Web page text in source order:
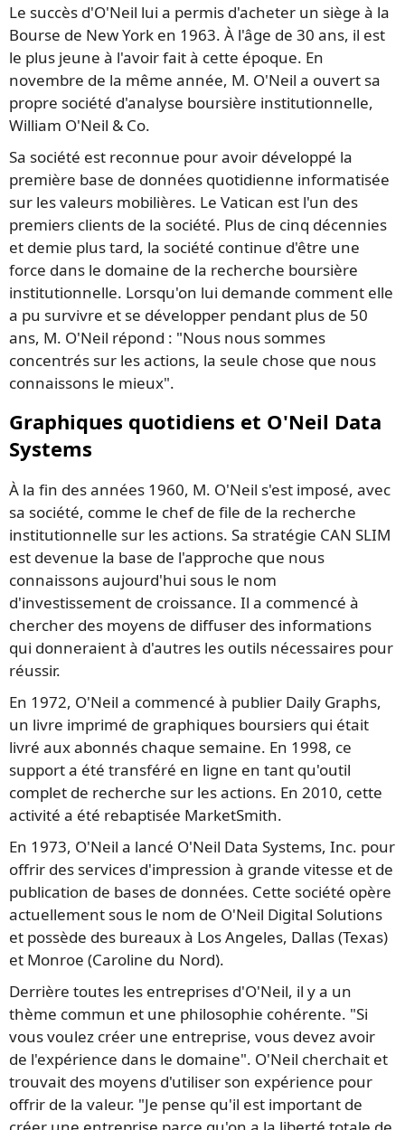
Le succès d'O'Neil lui a permis d'acheter un siège à la
Bourse de New York en 1963. À l'âge de 30 ans, il est
le plus jeune à l'avoir fait à cette époque. En
novembre de la même année, M. O'Neil a ouvert sa
propre société d'analyse boursière institutionnelle,
William O'Neil & Co.
Sa société est reconnue pour avoir développé la
première base de données quotidienne informatisée
sur les valeurs mobilières. Le Vatican est l'un des
premiers clients de la société. Plus de cinq décennies
et demie plus tard, la société continue d'être une
force dans le domaine de la recherche boursière
institutionnelle. Lorsqu'on lui demande comment elle
a pu survivre et se développer pendant plus de 50
ans, M. O'Neil répond : "Nous nous sommes
concentrés sur les actions, la seule chose que nous
connaissons le mieux".
Graphiques quotidiens et O'Neil Data
Systems
À la fin des années 1960, M. O'Neil s'est imposé, avec
sa société, comme le chef de file de la recherche
institutionnelle sur les actions. Sa stratégie CAN SLIM
est devenue la base de l'approche que nous
connaissons aujourd'hui sous le nom
d'investissement de croissance. Il a commencé à
chercher des moyens de diffuser des informations
qui donneraient à d'autres les outils nécessaires pour
réussir.
En 1972, O'Neil a commencé à publier Daily Graphs,
un livre imprimé de graphiques boursiers qui était
livré aux abonnés chaque semaine. En 1998, ce
support a été transféré en ligne en tant qu'outil
complet de recherche sur les actions. En 2010, cette
activité a été rebaptisée MarketSmith.
En 1973, O'Neil a lancé O'Neil Data Systems, Inc. pour
offrir des services d'impression à grande vitesse et de
publication de bases de données. Cette société opère
actuellement sous le nom de O'Neil Digital Solutions
et possède des bureaux à Los Angeles, Dallas (Texas)
et Monroe (Caroline du Nord).
Derrière toutes les entreprises d'O'Neil, il y a un
thème commun et une philosophie cohérente. "Si
vous voulez créer une entreprise, vous devez avoir
de l'expérience dans le domaine". O'Neil cherchait et
trouvait des moyens d'utiliser son expérience pour
offrir de la valeur. "Je pense qu'il est important de